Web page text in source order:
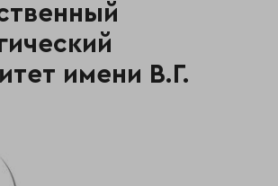
имени В.Г.